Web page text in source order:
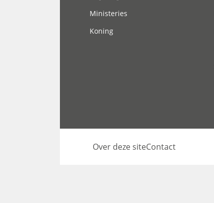
Ministeries
Koning
Over deze siteContact